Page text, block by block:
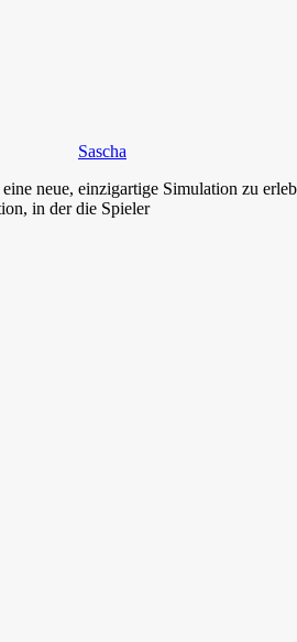
Sascha
neue, einzigartige Simulation zu
in der die Spieler